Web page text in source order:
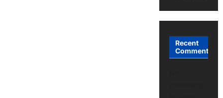
Recent
Comments